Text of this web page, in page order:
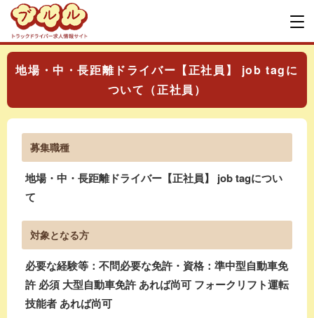
地場・中・長距離ドライバー【正社員】 job tagに
ついて（正社員）
募集職種
地場・中・長距離ドライバー【正社員】 job tagについ
て
対象となる方
必要な経験等：不問必要な免許・資格：準中型自動車免
許 必須 大型自動車免許 あれば尚可 フォークリフト運転
技能者 あれば尚可